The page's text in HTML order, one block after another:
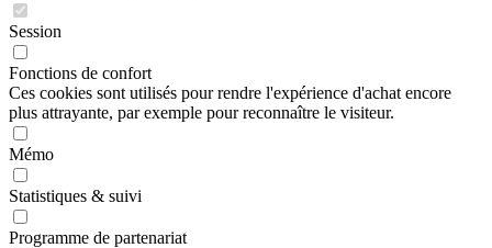
Session
Fonctions de confort
Ces cookies sont utilisés pour rendre l'expérience d'achat encore
plus attrayante, par exemple pour reconnaître le visiteur.
Mémo
Statistiques & suivi
Programme de partenariat